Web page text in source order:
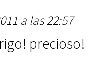
a las 22:57
precioso!